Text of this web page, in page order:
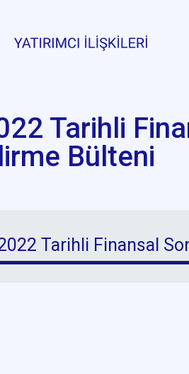
Tarihli
Bülteni
Tarihli Finansal